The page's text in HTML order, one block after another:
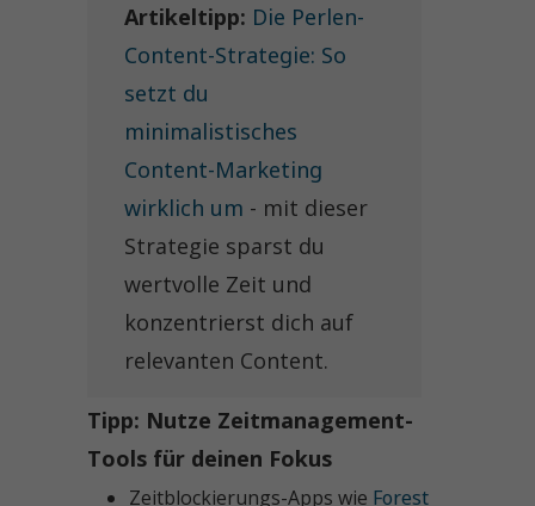
Artikeltipp: Die Perlen-
Content-Strategie: So
setzt du
minimalistisches
Content-Marketing
wirklich um - mit dieser
Strategie sparst du
wertvolle Zeit und
konzentrierst dich auf
relevanten Content.
Tipp: Nutze Zeitmanagement-
Tools für deinen Fokus
Zeitblockierungs-Apps wie Forest